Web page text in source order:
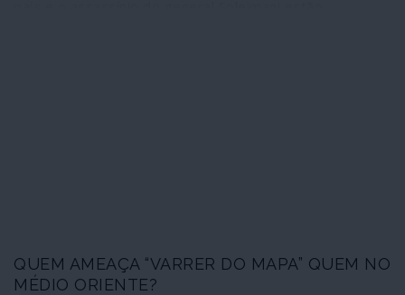
QUEM AMEAÇA “VARRER DO MAPA” QUEM NO
MÉDIO ORIENTE?